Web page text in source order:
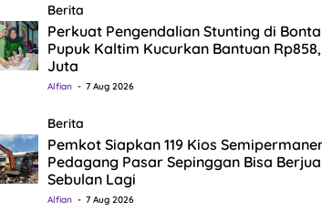
Berita
Perkuat Pengendalian Stunting di
Pupuk Kaltim Kucurkan Bantuan
Juta
Alfian 7 Aug 2026
Berita
Pemkot Siapkan 119 Kios
Pedagang Pasar Sepinggan Bisa
Sebulan Lagi
Alfian 7 Aug 2026